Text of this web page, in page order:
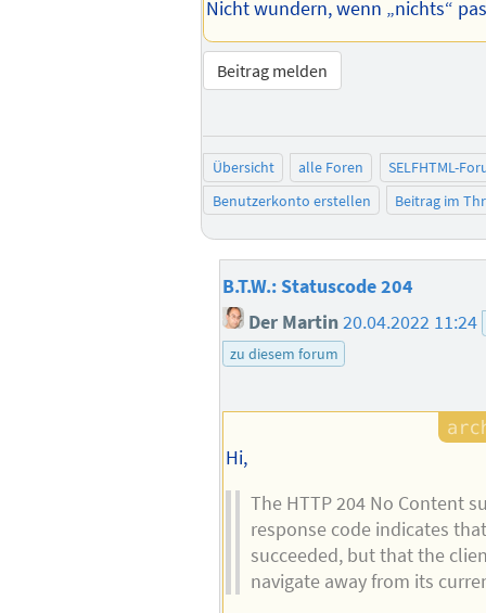
Nicht wundern, wenn „nichts“
Beitrag melden
Übersicht alle Foren
SELFHTML-
Benutzerkonto erstellen
Beitrag im
B.T.W.: Statuscode 204
Der Martin20.04.2022 11:24
zu diesem forum
Hi,
The HTTP 204 No Content
response code indicates
succeeded, but that the
navigate away from its